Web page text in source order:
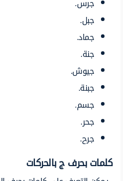
جرس.
جبل.
جماد.
جنة.
جيوش.
جبنة.
جسم.
جحر.
جرح.
كلمات بحرف جبالحركات